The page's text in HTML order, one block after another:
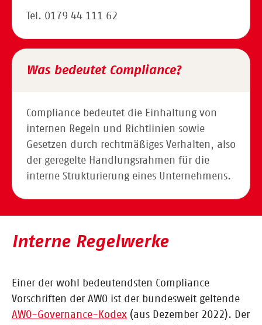
Tel. 0179 44 111 62
Was bedeutet Compliance?
Compliance bedeutet die Einhaltung von
internen Regeln und Richtlinien sowie
Gesetzen durch rechtmäßiges Verhalten, also
der geregelte Handlungsrahmen für die
interne Strukturierung eines Unternehmens.
Interne Regelwerke
Einer der wohl bedeutendsten Compliance
Vorschriften der AWO ist der bundesweit geltende
AWO-Governance-Kodex (aus Dezember 2022). Der